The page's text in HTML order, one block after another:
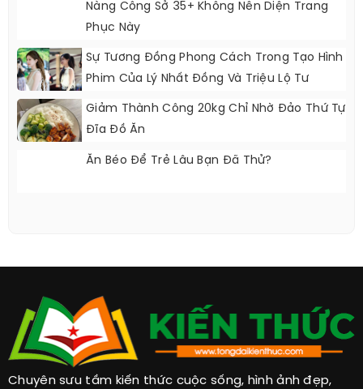
Nàng Công Sở 35+ Không Nên Diện Trang
Phục Này
Sự Tương Đồng Phong Cách Trong Tạo Hình
Phim Của Lý Nhất Đồng Và Triệu Lộ Tư
Giảm Thành Công 20kg Chỉ Nhờ Đảo Thứ Tự
Đĩa Đồ Ăn
Ăn Béo Để Trẻ Lâu Bạn Đã Thử?
Chuyên sưu tầm kiến thức cuộc sống, hình ảnh đẹp,